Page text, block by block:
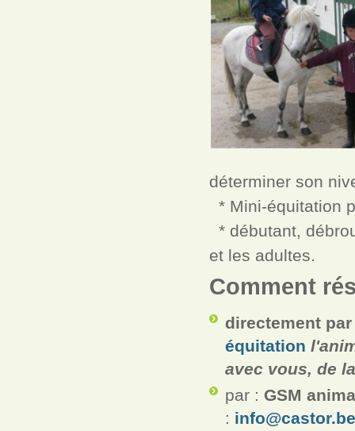
déterminer son
* Mini-équitation
* débutant,
et les adultes.
Comment
directement
équitation
avec vous, de
par : GSM
: info@castor.be